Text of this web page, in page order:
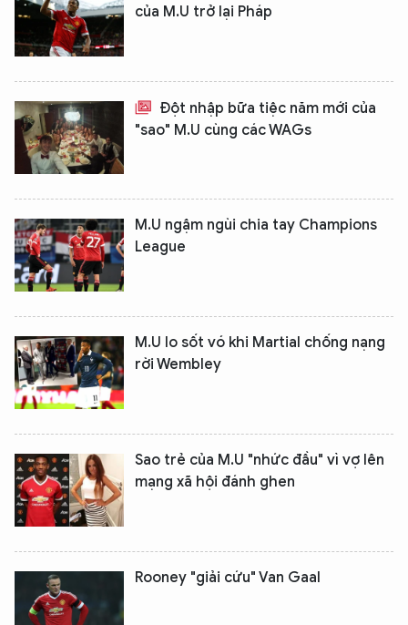
của M.U trở lại Pháp
Đột nhập bữa tiệc năm mới của
"sao" M.U cùng các WAGs
M.U ngậm ngùi chia tay Champions
League
M.U lo sốt vó khi Martial chống nạng
rời Wembley
Sao trẻ của M.U "nhức đầu" vì vợ lên
mạng xã hội đánh ghen
Rooney "giải cứu" Van Gaal